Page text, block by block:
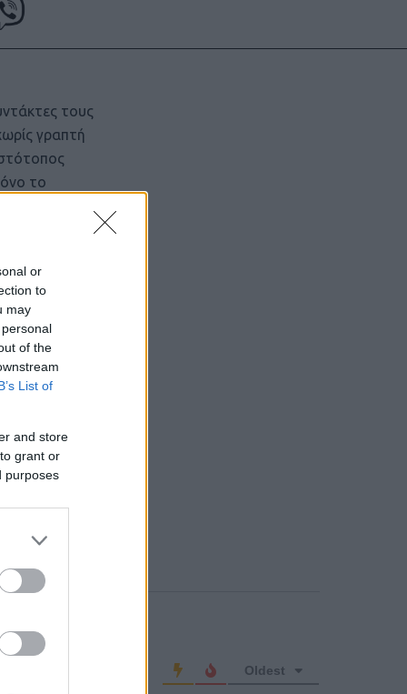
or
to
may
of the
List of
and store
grant or
purposes
τους
γραπτή
το
Oldest